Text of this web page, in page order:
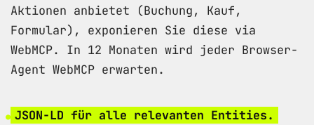
Aktionen anbietet (Buchung, Kauf,
Formular), exponieren Sie diese via
WebMCP. In 12 Monaten wird jeder Browser-
Agent WebMCP erwarten.
JSON-LD für alle relevanten Entities.